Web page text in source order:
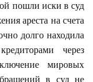
пошли иски в суд
ареста на счета
долго находила
через
мировых
в суд не